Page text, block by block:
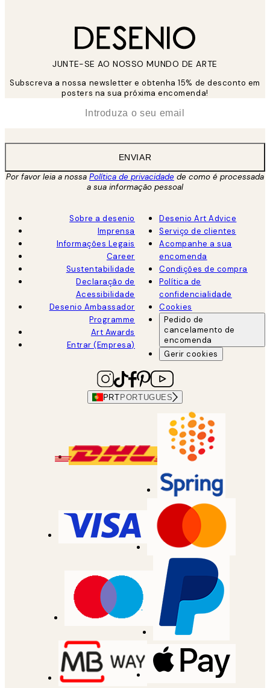
JUNTE-SE AO NOSSO MUNDO DE ARTE
Subscreva a nossa newsletter e obtenha 15% de desconto em
posters na sua próxima encomenda!
ENVIAR
Por favor leia a nossa Política de privacidade de como é processada
a sua informação pessoal
Sobre a desenio
Imprensa
Informações Legais
Career
Sustentabilidade
Declaração de
Acessibilidade
Desenio Ambassador
Programme
Art Awards
Entrar (Empresa)
Desenio Art Advice
Serviço de clientes
Acompanhe a sua
encomenda
Condições de compra
Política de
confidencialidade
Cookies
Pedido de
cancelamento de
encomenda
Gerir cookies
PRT PORTUGUES